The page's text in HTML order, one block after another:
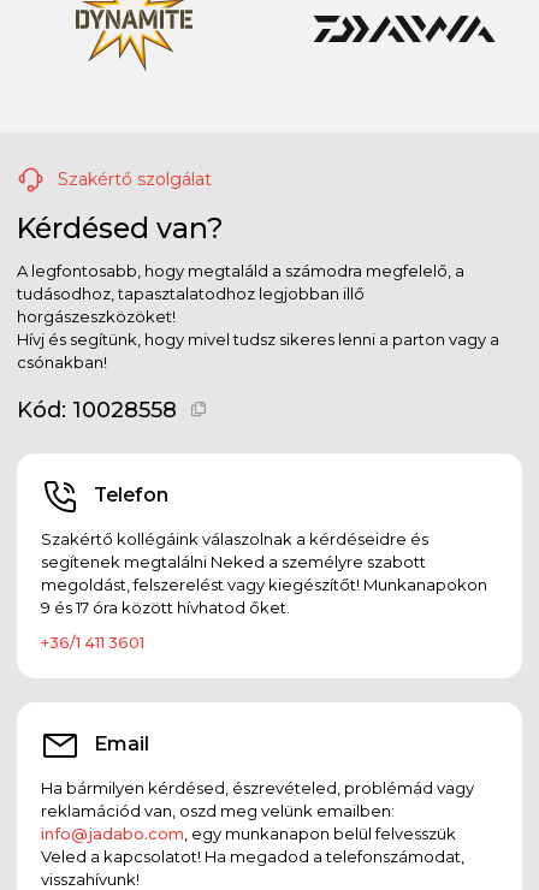
Szakértő szolgálat
Kérdésed van?
A legfontosabb, hogy megtaláld a számodra megfelelő, a
tudásodhoz, tapasztalatodhoz legjobban illő
horgászeszközöket!
Hívj és segítünk, hogy mivel tudsz sikeres lenni a parton vagy a
csónakban!
Kód: 10028558
Telefon
Szakértő kollégáink válaszolnak a kérdéseidre és
segítenek megtalálni Neked a személyre szabott
megoldást, felszerelést vagy kiegészítőt! Munkanapokon
9 és 17 óra között hívhatod őket.
+36/1 411 3601
Email
Ha bármilyen kérdésed, észrevételed, problémád vagy
reklamációd van, oszd meg velünk emailben:
info@jadabo.com , egy munkanapon belül felvesszük
Veled a kapcsolatot! Ha megadod a telefonszámodat,
visszahívunk!